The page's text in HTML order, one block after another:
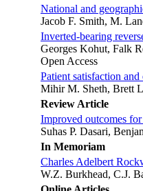
National and
Jacob F. Smith, M.
Inverted-bearing
Georges Kohut, Falk
Open Access
Patient satisfaction
Mihir M. Sheth, Brett
Review Article
Improved outcomes
Suhas P. Dasari,
In Memoriam
Charles Adelbert
W.Z. Burkhead, C.J.